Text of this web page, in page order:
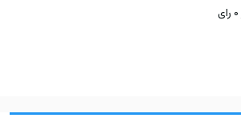
0 رای